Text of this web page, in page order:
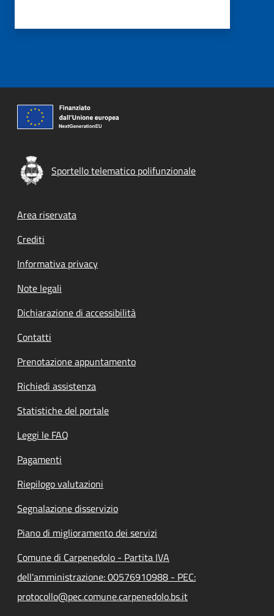
Sportello telematico polifunzionale
Footer menu
Area riservata
Crediti
Informativa privacy
Note legali
Dichiarazione di accessibilità
Contatti
Prenotazione appuntamento
Richiedi assistenza
Statistiche del portale
Leggi le FAQ
Pagamenti
Riepilogo valutazioni
Segnalazione disservizio
Piano di miglioramento dei servizi
Comune di Carpenedolo - Partita IVA
dell'amministrazione: 00576910988 - PEC:
protocollo@pec.comune.carpenedolo.bs.it